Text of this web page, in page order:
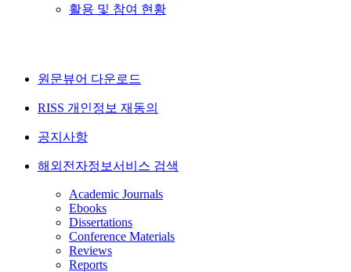
활용 및 참여 현황
원문뷰어 다운로드
RISS 개인정보 재동의
공지사항
해외전자정보서비스 검색
Academic Journals
Ebooks
Dissertations
Conference Materials
Reviews
Reports